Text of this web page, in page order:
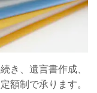
き、遺言書作成、
額制で承ります。